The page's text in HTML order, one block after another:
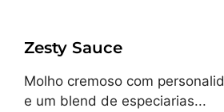
Zesty Sauce
Molho cremoso com
e um blend de especiarias...